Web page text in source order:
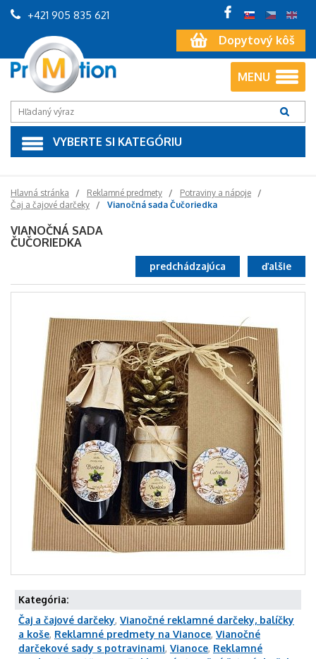
Dopytový kôš
+421 905 835 621
MENU
VYBERTE SI KATEGÓRIU
Hlavná stránka Reklamné predmety
Potraviny a nápoje
Čaj a čajové darčeky
Vianočná sada Čučoriedka
VIANOČNÁ SADA
ČUČORIEDKA
ďalšie
predchádzajúca
Kategória:
Čaj a čajové darčeky, Vianočné reklamné darčeky, balíčky
a koše, Reklamné predmety na Vianoce, Vianočné
darčekové sady s potravinami, Vianoce, Reklamné